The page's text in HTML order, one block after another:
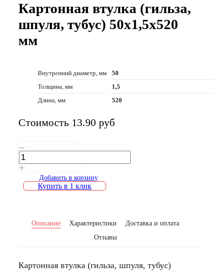
Картонная втулка (гильза,
шпуля, тубус) 50х1,5х520
мм
Внутренний диаметр, мм
50
Толщина, мм
1,5
Длина, мм
520
Стоимость 13.90 руб
Добавить в корзину
Купить в 1 клик
Описание Характеристики
Доставка и оплата
Отзывы
Картонная втулка (гильза, шпуля, тубус)